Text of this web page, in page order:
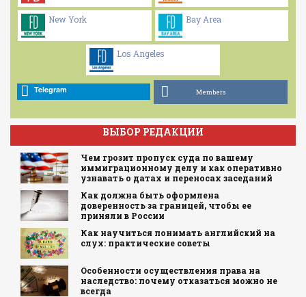
New York Bay Area
Los Angeles
Telegram Members
ВЫБОР РЕДАКЦИИ
Чем грозит пропуск суда по вашему
иммиграционному делу и как оперативно
узнавать о датах и переносах заседаний
Как должна быть оформлена
доверенность за границей, чтобы ее
приняли в России
Как научиться понимать английский на
слух: практические советы
Особенности осуществления права на
наследство: почему отказаться можно не
всегда